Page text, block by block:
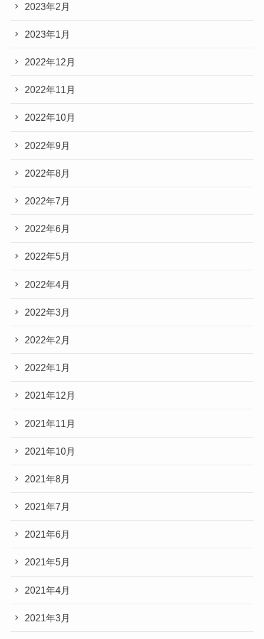
2023年2月
2023年1月
2022年12月
2022年11月
2022年10月
2022年9月
2022年8月
2022年7月
2022年6月
2022年5月
2022年4月
2022年3月
2022年2月
2022年1月
2021年12月
2021年11月
2021年10月
2021年8月
2021年7月
2021年6月
2021年5月
2021年4月
2021年3月